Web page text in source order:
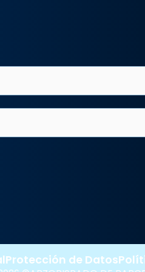
Protección de Datos